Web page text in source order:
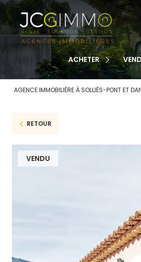
ACHETER
TOUS NOS BIENS
APPARTEMENTS
MAISONS
TERRAINS
CABANONS
AGENCE IMMOBILIÈRE À SOLLIÈS-PONT ET
RETOUR
VENDU